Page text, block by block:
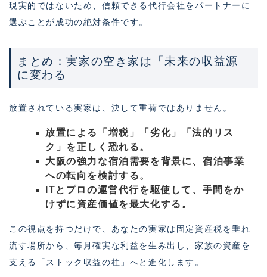
現実的ではないため、信頼できる代行会社をパートナーに
選ぶことが成功の絶対条件です。
まとめ：実家の空き家は「未来の収益源」
に変わる
放置されている実家は、決して重荷ではありません。
放置による「増税」「劣化」「法的リス
ク」を正しく恐れる。
大阪の強力な宿泊需要を背景に、宿泊事業
への転向を検討する。
ITとプロの運営代行を駆使して、手間をか
けずに資産価値を最大化する。
この視点を持つだけで、あなたの実家は固定資産税を垂れ
流す場所から、毎月確実な利益を生み出し、家族の資産を
支える「ストック収益の柱」へと進化します。